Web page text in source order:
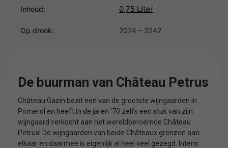
Inhoud: 0,75 Liter
Op dronk: 2024 – 2042
De buurman van Château Petrus
Château Gazin bezit een van de grootste wijngaarden in
Pomerol en heeft in de jaren ‘70 zelfs een stuk van zijn
wijngaard verkocht aan het wereldberoemde Château
Petrus! De wijngaarden van beide Châteaux grenzen aan
elkaar en daarmee is eigenlijk al heel veel gezegd. Intens